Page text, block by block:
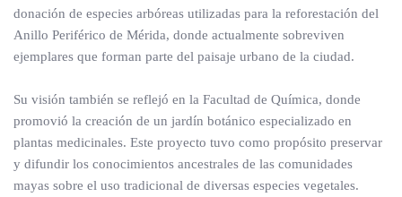
donación de especies arbóreas utilizadas para la reforestación del
Anillo Periférico de Mérida, donde actualmente sobreviven
ejemplares que forman parte del paisaje urbano de la ciudad.
Su visión también se reflejó en la Facultad de Química, donde
promovió la creación de un jardín botánico especializado en
plantas medicinales. Este proyecto tuvo como propósito preservar
y difundir los conocimientos ancestrales de las comunidades
mayas sobre el uso tradicional de diversas especies vegetales.